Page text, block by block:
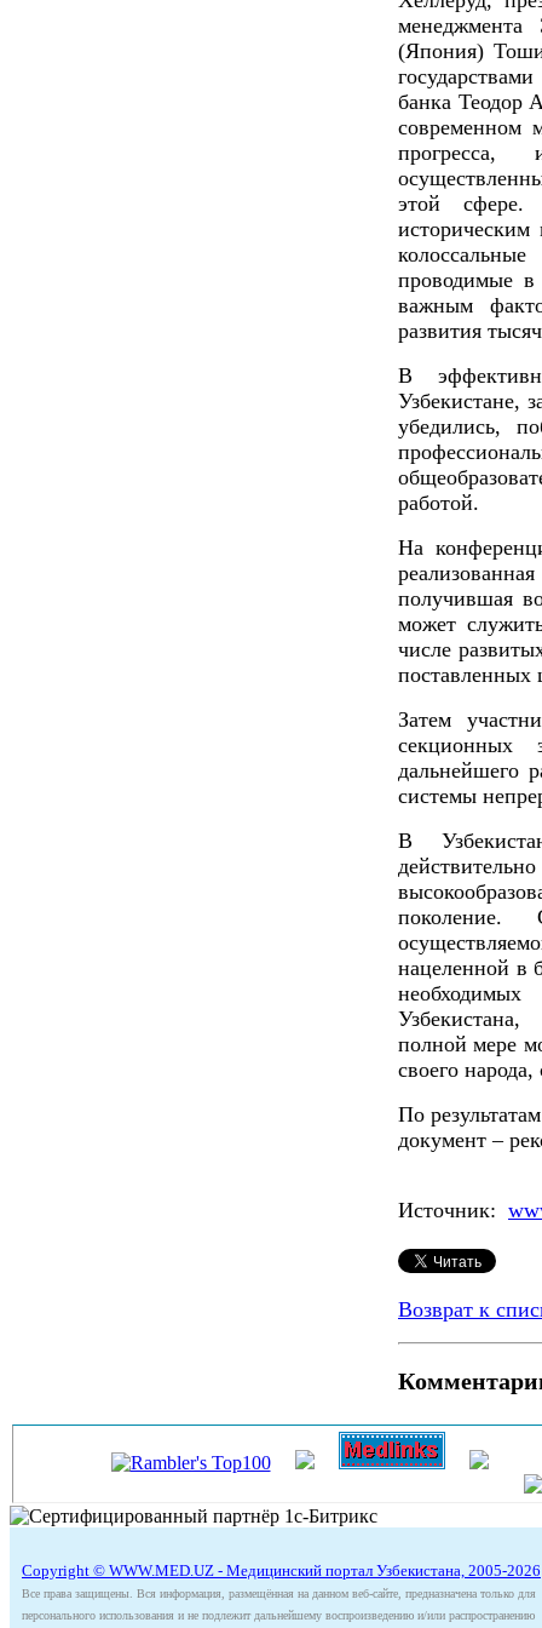
менеджмента
(Япония)
банка Теодор
современном
этой сфере.
проводимые в
важным
развития
В
Узбекистане,
убедились,
работой.
На
получившая
может
числе
поставленных
Затем
секционных
дальнейшего
системы
В
поколение.
нацеленной в
полной мере
своего
По
документ –
Источник:
Возврат к
Copyright © WWW.MED.UZ - Медицинский портал Узбекистана, 2005-2026
Все права защищены. Вся информация, размещённая на данном веб-сайте, предназначена только для
персонального использования и не подлежит дальнейшему воспроизведению и/или распространению